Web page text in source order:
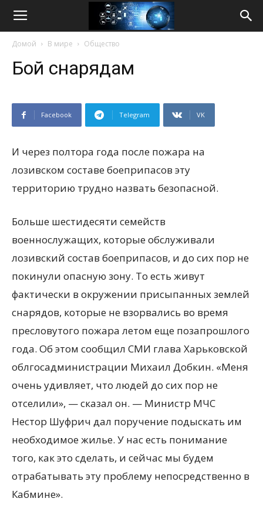
Life
Домой В мире Общество
Бой снарядам
Facebook Telegram VK
И через полтора года после пожара на
лозивском составе боеприпасов эту
территорию трудно назвать безопасной.
Больше шестидесяти семейств
военнослужащих, которые обслуживали
лозивский состав боеприпасов, и до сих пор не
покинули опасную зону. То есть живут
фактически в окружении присыпанных землей
снарядов, которые не взорвались во время
пресловутого пожара летом еще позапрошлого
года. Об этом сообщил СМИ глава Харьковской
облгосадминистрации Михаил Добкин. «Меня
очень удивляет, что людей до сих пор не
отселили», — сказал он. — Министр МЧС
Нестор Шуфрич дал поручение подыскать им
необходимое жилье. У нас есть понимание
того, как это сделать, и сейчас мы будем
отрабатывать эту проблему непосредственно в
Кабмине».